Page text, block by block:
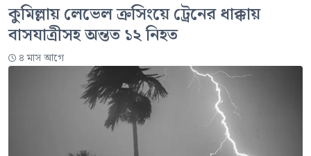
কুমিল্লায় লেভেল ক্রসিংয়ে ট্রেনের ধাক্কায়
বাসযাত্রীসহ অন্তত ১২ নিহত
৪ মাস আগে